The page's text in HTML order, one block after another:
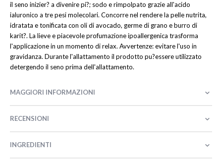
il seno inizier? a divenire pi?; sodo e rimpolpato grazie all'acido
ialuronico a tre pesi molecolari. Concorre nel rendere la pelle nutrita,
idratata e tonificata con oli di avocado, germe di grano e burro di
karit?. La lieve e piacevole profumazione ipoallergenica trasforma
l'applicazione in un momento di relax. Avvertenze: evitare l'uso in
gravidanza. Durante l'allattamento il prodotto pu?essere utilizzato
detergendo il seno prima dell'allattamento.
MAGGIORI INFORMAZIONI
RECENSIONI
INGREDIENTI